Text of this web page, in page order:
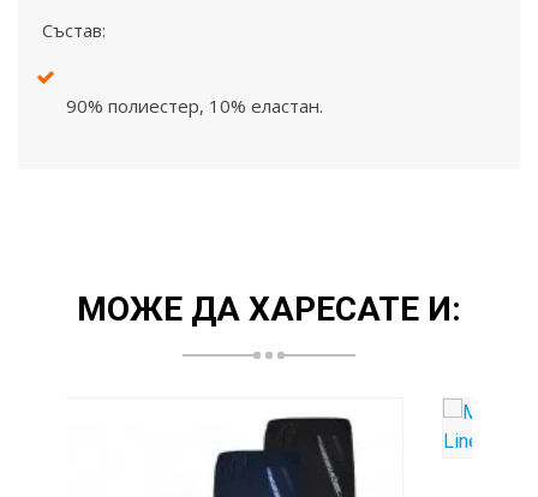
Състав:
90% полиестер, 10% еластан.
МОЖЕ ДА ХАРЕСАТЕ И: